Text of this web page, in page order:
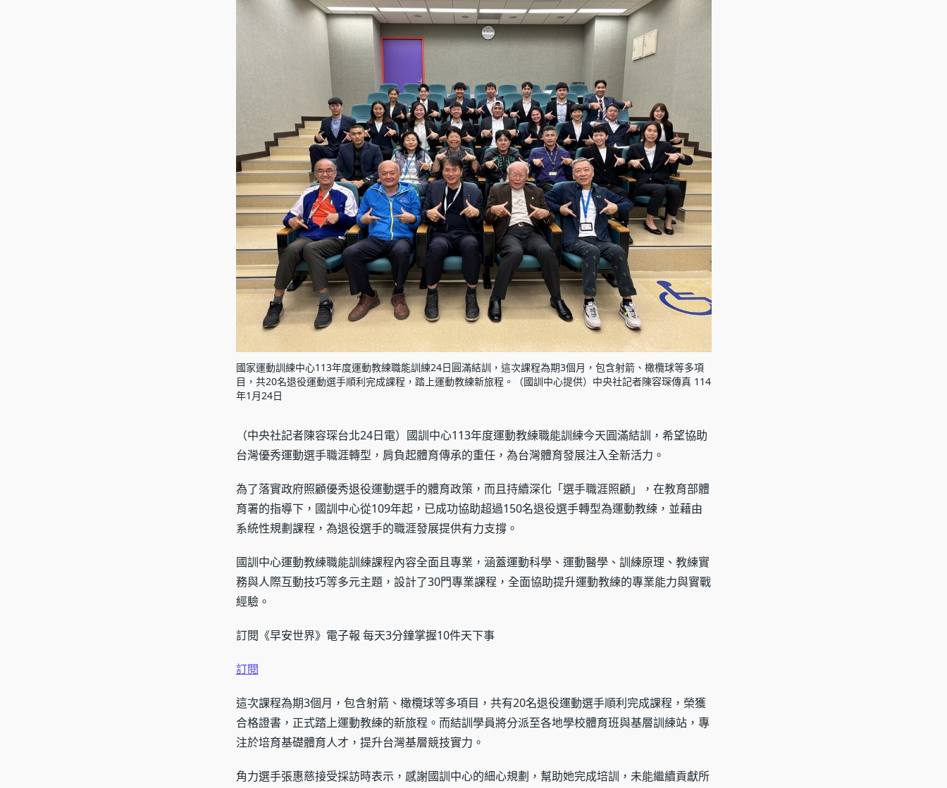
國家運動訓練中心113年度運動教練職能訓練24日圓滿結訓，這次課程為期3個月，包含射箭、橄欖球等多項
目，共20名退役運動選手順利完成課程，踏上運動教練新旅程。（國訓中心提供）中央社記者陳容琛傳真 114
年1月24日
（中央社記者陳容琛台北24日電）國訓中心113年度運動教練職能訓練今天圓滿結訓，希望協助
台灣優秀運動選手職涯轉型，肩負起體育傳承的重任，為台灣體育發展注入全新活力。
為了落實政府照顧優秀退役運動選手的體育政策，而且持續深化「選手職涯照顧」，在教育部體
育署的指導下，國訓中心從109年起，已成功協助超過150名退役選手轉型為運動教練，並藉由
系統性規劃課程，為退役選手的職涯發展提供有力支撐。
國訓中心運動教練職能訓練課程內容全面且專業，涵蓋運動科學、運動醫學、訓練原理、教練實
務與人際互動技巧等多元主題，設計了30門專業課程，全面協助提升運動教練的專業能力與實戰
經驗。
訂閱《早安世界》電子報 每天3分鐘掌握10件天下事
訂閱
這次課程為期3個月，包含射箭、橄欖球等多項目，共有20名退役運動選手順利完成課程，榮獲
合格證書，正式踏上運動教練的新旅程。而結訓學員將分派至各地學校體育班與基層訓練站，專
注於培育基礎體育人才，提升台灣基層競技實力。
角力選手張惠慈接受採訪時表示，感謝國訓中心的細心規劃，幫助她完成培訓，未能繼續貢獻所